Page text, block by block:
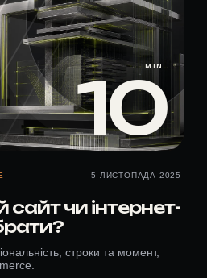
10
MIN
5 ЛИСТОПАДА 2025
чи інтернет-
строки та момент,